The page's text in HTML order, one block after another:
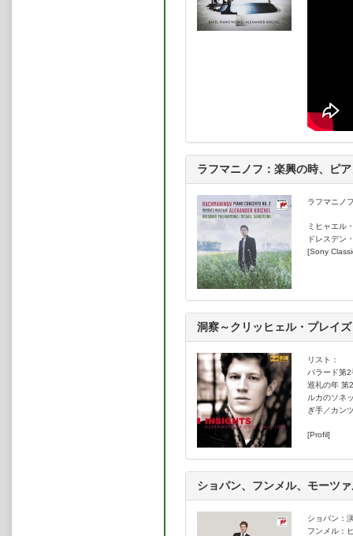
ラフマニノフ：楽興の時、ピ
ラフマニノ
ミヒャエル
ドレスデン
[Sony
洞察～クリッヒェル・プレイ
リスト：
バラード第
巡礼の年 第
ルカのソネ
ぎ手／カン
[Profil]
ショパン、フンメル、モーツ
ショパン：
フンメル：